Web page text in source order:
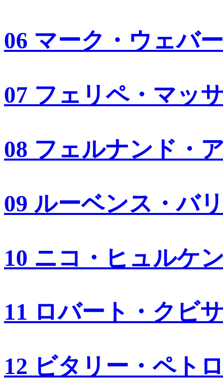
06 マーク・ウェバー
07 フェリペ・マッ
08 フェルナンド・
09 ルーベンス・バ
10 ニコ・ヒュルケ
11 ロバート・クビ
12 ビタリー・ペト